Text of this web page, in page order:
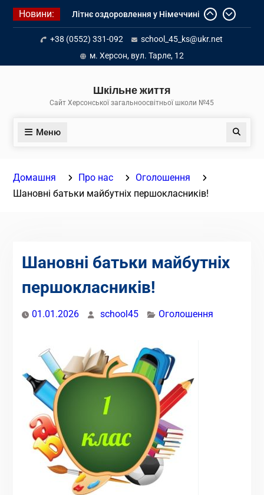
Перейти
Новини:
Літнє оздоровлення у Німеччині
Діалог з бізнесом
Інформація про вступ молоді з
тимчасово окупованих територій
до українських закладів освіти
+38 (0552) 331-092
school_45_ks@ukr.net
м. Херсон, вул. Тарле, 12
Шкільне життя
Сайт Херсонської загальноосвітньої школи №45
Меню Пошук
Домашня Про нас
Оголошення
Шановні батьки майбутніх першокласників!
Шановні батьки майбутніх
першокласників!
01.01.2026 school45 Оголошення